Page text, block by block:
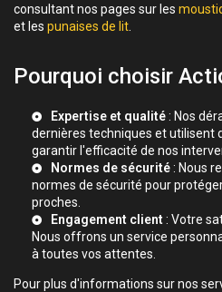
consultant nos pages sur les
et les punaises de lit
Pourquoi choisir
Expertise et qualité: Nos
dernières techniques et utilisent
garantir l'efficacité de nos
Normes de sécurité: Nous
normes de sécurité pour
proches.
Engagement client: Votre
Nous offrons un service
à toutes vos attentes.
Pour plus d'informations sur nos